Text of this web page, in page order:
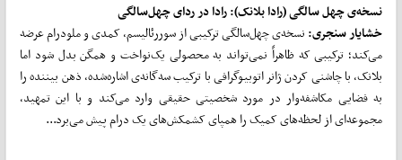
نسخه‌ی چهل سالگی (رادا بلانک): رادا در ردای چهل‌سالگی
خشایار سنجری:نسخه‌ی چهل‌سالگی ترکیبی از سوررئالیسم، کمدی و ملودرام عرضه
می‌کند؛ ترکیبی که ظاهراً نمی‌تواند به محصولی یک‌نواخت و همگن بدل شود اما
بلانک، با چاشنی کردن ژانر اتوبیوگرافی با ترکیب سه‌گانه‌ی اشاره‌شده، ذهن بیننده را
به فضایی مکاشفه‌وار در مورد شخصیتی حقیقی وارد می‌کند و با این تمهید،
مجموعه‌ای از لحظه‌های کمیک را همپای کشمکش‌های یک درام پیش می‌برد...